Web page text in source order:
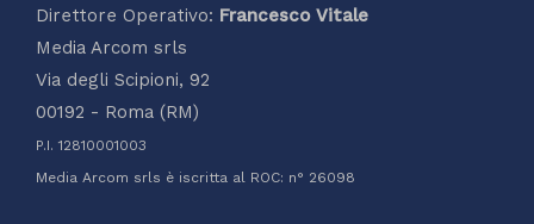
Direttore Operativo: Francesco Vitale
Media Arcom srls
Via degli Scipioni, 92
00192 - Roma (RM)
P.I. 12810001003
Media Arcom srls è iscritta al ROC: n° 26098